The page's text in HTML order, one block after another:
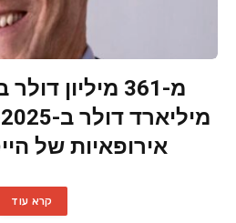
אירופאיות של
קרא עוד